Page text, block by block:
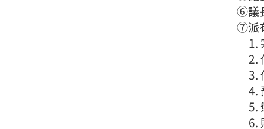
⑥議
⑦派
1.
2.
3.
4.
5.
6.